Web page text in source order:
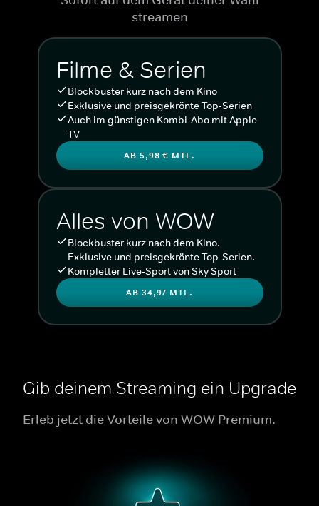
streamen
Filme & Serien
Blockbuster kurz nach dem Kino
Exklusive und preisgekrönte Top-Serien
Auch im günstigen Kombi-Abo mit Apple
TV
AB 5,98 € MTL.
Alles von WOW
Blockbuster kurz nach dem Kino.
Exklusive und preisgekrönte Top-Serien.
Kompletter Live-Sport von Sky Sport
AB 34,97 MTL.
Gib deinem Streaming ein Upgrade
Erleb jetzt die Vorteile von WOW Premium.